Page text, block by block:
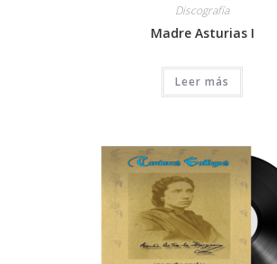
Discografía
Madre Asturias I
Leer más